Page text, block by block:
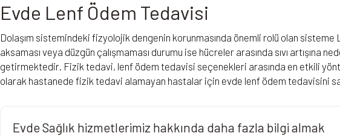
Evde Lenf Ödem Tedavisi
Dolaşım sistemindeki fizyolojik dengenin korunmasında önemli rolü olan
aksaması veya düzgün çalışmaması durumu ise hücreler arasında sıvı artışına
getirmektedir. Fizik tedavi, lenf ödem tedavisi seçenekleri arasında en etkili
olarak hastanede fizik tedavi alamayan hastalar için evde lenf ödem tedavisini
Evde Sağlık hizmetlerimiz hakkında daha fazla bilgi almak